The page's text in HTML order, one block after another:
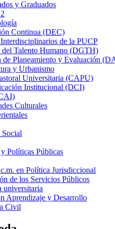
y Graduados
Continua (DEC)
de la PUCP
del Talento Humano (DGTH)
de Planeamiento y Evaluación
y Urbanismo
Universitaria (CAPU)
Institucional (DCI)
Culturales
Social
Políticas Públicas
en Política Jurisdiccional
de los Servicios Públicos
universitaria
Aprendizaje y Desarrollo
Civil